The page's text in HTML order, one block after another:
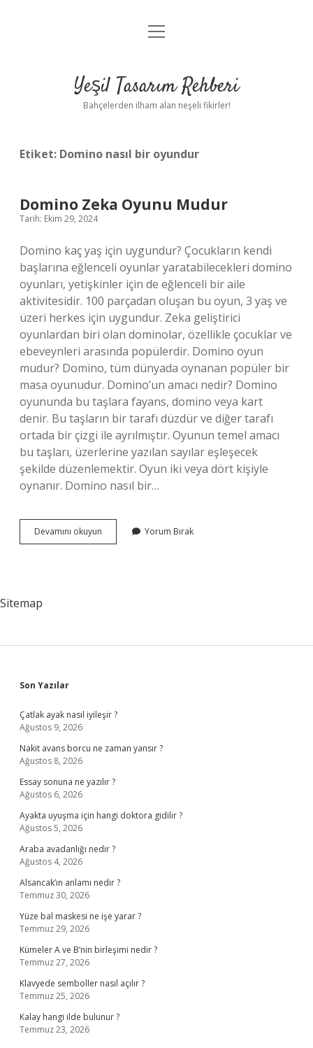
Anasayfa
Yasal Uyarı
menüyü
Yeşil Tasarım Rehberi
Bahçelerden ilham alan neşeli fikirler!
Etiket: Domino nasıl bir oyundur
Domino Zeka Oyunu Mudur
Tarih: Ekim 29, 2024
Domino kaç yaş için uygundur? Çocukların kendi
başlarına eğlenceli oyunlar yaratabilecekleri domino
oyunları, yetişkinler için de eğlenceli bir aile
aktivitesidir. 100 parçadan oluşan bu oyun, 3 yaş ve
üzeri herkes için uygundur. Zeka geliştirici
oyunlardan biri olan dominolar, özellikle çocuklar ve
ebeveynleri arasında popülerdir. Domino oyun
mudur? Domino, tüm dünyada oynanan popüler bir
masa oyunudur. Domino’un amacı nedir? Domino
oyununda bu taşlara fayans, domino veya kart
denir. Bu taşların bir tarafı düzdür ve diğer tarafı
ortada bir çizgi ile ayrılmıştır. Oyunun temel amacı
bu taşları, üzerlerine yazılan sayılar eşleşecek
şekilde düzenlemektir. Oyun iki veya dört kişiyle
oynanır. Domino nasıl bir…
Devamını okuyun Domino
Zeka
Yorum Bırak
Sitemap
Sidebar
Son Yazılar
Çatlak ayak nasıl iyileşir ?
Ağustos 9, 2026
Nakit avans borcu ne zaman yansır ?
Ağustos 8, 2026
Essay sonuna ne yazılır ?
Ağustos 6, 2026
Ayakta uyuşma için hangi doktora gidilir ?
Ağustos 5, 2026
Araba avadanlığı nedir ?
Ağustos 4, 2026
Alsancak’ın anlamı nedir ?
Temmuz 30, 2026
Yüze bal maskesi ne işe yarar ?
Temmuz 29, 2026
Kümeler A ve B’nin birleşimi nedir ?
Temmuz 27, 2026
Klavyede semboller nasıl açılır ?
Temmuz 25, 2026
Kalay hangi ilde bulunur ?
Temmuz 23, 2026